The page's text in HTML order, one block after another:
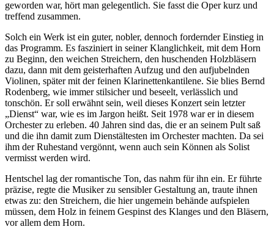
geworden war, hört man gelegentlich. Sie fasst die Oper kurz und
treffend zusammen.
Solch ein Werk ist ein guter, nobler, dennoch fordernder Einstieg in
das Programm. Es fasziniert in seiner Klanglichkeit, mit dem Horn
zu Beginn, den weichen Streichern, den huschenden Holzbläsern
dazu, dann mit dem geisterhaften Aufzug und den aufjubelnden
Violinen, später mit der feinen Klarinettenkantilene. Sie blies Bernd
Rodenberg, wie immer stilsicher und beseelt, verlässlich und
tonschön. Er soll erwähnt sein, weil dieses Konzert sein letzter
„Dienst“ war, wie es im Jargon heißt. Seit 1978 war er in diesem
Orchester zu erleben. 40 Jahren sind das, die er an seinem Pult saß
und die ihn damit zum Dienstältesten im Orchester machten. Da sei
ihm der Ruhestand vergönnt, wenn auch sein Können als Solist
vermisst werden wird.
Hentschel lag der romantische Ton, das nahm für ihn ein. Er führte
präzise, regte die Musiker zu sensibler Gestaltung an, traute ihnen
etwas zu: den Streichern, die hier ungemein behände aufspielen
müssen, dem Holz in feinem Gespinst des Klanges und den Bläsern,
vor allem dem Horn.